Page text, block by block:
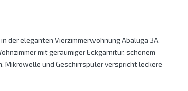
der eleganten Vierzimmerwohnung Abaluga 3A.
mit geräumiger Eckgarnitur, schönem
Mikrowelle und Geschirrspüler verspricht leckere